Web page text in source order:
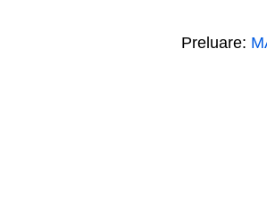
Preluare: